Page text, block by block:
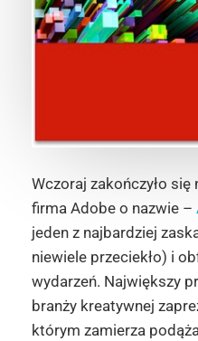
Wczoraj zakończyło
firma Adobe o nazwie –
jeden z najbardziej
niewiele przeciekło) i
wydarzeń. Największy
branży kreatywnej
którym zamierza